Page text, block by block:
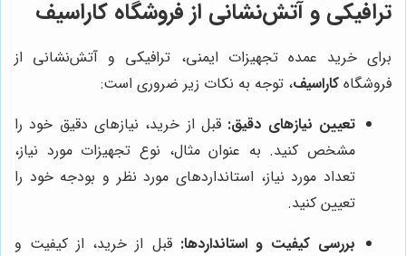
ترافیکی و آتش‌نشانی از فروشگاه کاراسیف
برای خرید عمده تجهیزات ایمنی، ترافیکی و آتش‌نشانی از
فروشگاه کاراسیف، توجه به نکات زیر ضروری است:
تعیین نیازهای دقیق: قبل از خرید، نیازهای دقیق خود را
مشخص کنید. به عنوان مثال، نوع تجهیزات مورد نیاز،
تعداد مورد نیاز، استانداردهای مورد نظر و بودجه خود را
تعیین کنید.
بررسی کیفیت و استانداردها: قبل از خرید، از کیفیت و